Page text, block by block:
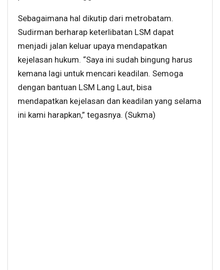
Sebagaimana hal dikutip dari metrobatam.
Sudirman berharap keterlibatan LSM dapat
menjadi jalan keluar upaya mendapatkan
kejelasan hukum. “Saya ini sudah bingung harus
kemana lagi untuk mencari keadilan. Semoga
dengan bantuan LSM Lang Laut, bisa
mendapatkan kejelasan dan keadilan yang selama
ini kami harapkan,” tegasnya. (Sukma)